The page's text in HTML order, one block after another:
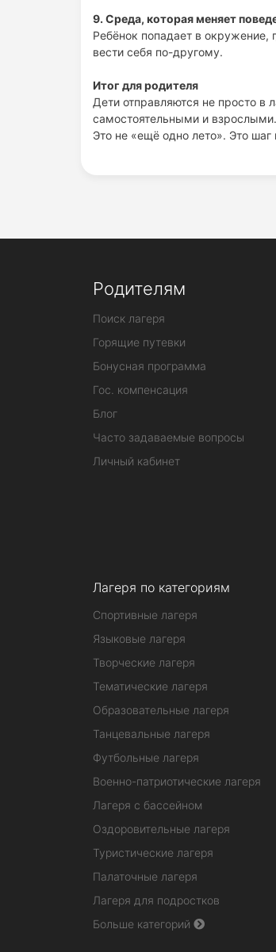
9. Среда, которая меняет
Ребёнок попадает в окружение,
вести себя по-другому.
Итог для родителя
Дети отправляются не просто в
самостоятельными и взрослыми.
Это не «ещё одно лето». Это шаг
Родителям
Поиск лагеря
Горящие путевки
Бонусная программа
Гос. компенсация
Блог
Часто задаваемые вопросы
Личный кабинет
Лагеря по категориям
Спортивные лагеря
Языковые лагеря
Творческие лагеря
Тематические лагеря
Образовательные лагеря
Танцевальные лагеря
Футбольные лагеря
Военно-патриотические лагеря
Лагеря с бассейном
Оздоровительные лагеря
Туристические лагеря
Палаточные лагеря
Лагеря для подростков
Больше категорий